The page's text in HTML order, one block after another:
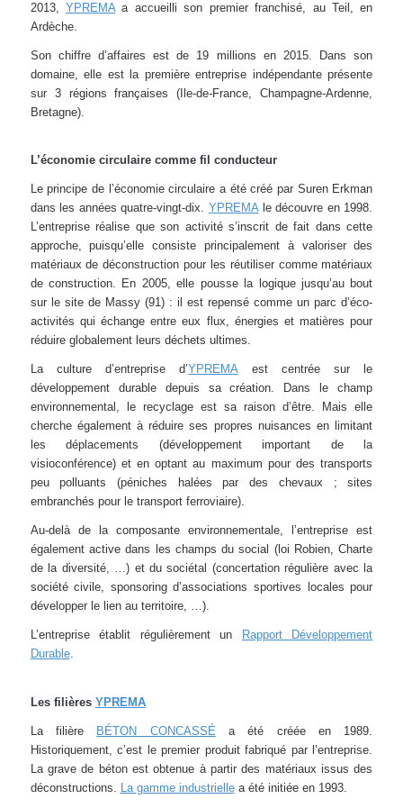
2013,YPREMAa accueilli son premier franchisé, au Teil, en
Ardèche.
Son chiffre d’affaires est de 19 millions en 2015. Dans son
domaine, elle est la première entreprise indépendante présente
sur 3 régions françaises (Ile-de-France, Champagne-Ardenne,
Bretagne).
L’économie circulaire comme fil conducteur
Le principe de l’économie circulaire a été créé par Suren Erkman
dans les années quatre-vingt-dix. YPREMAle découvre en 1998.
L’entreprise réalise que son activité s’inscrit de fait dans cette
approche, puisqu’elle consiste principalement à valoriser des
matériaux de déconstruction pour les réutiliser comme matériaux
de construction. En 2005, elle pousse la logique jusqu’au bout
sur le site de Massy (91) : il est repensé comme un parc d’éco-
activités qui échange entre eux flux, énergies et matières pour
réduire globalement leurs déchets ultimes.
La culture d’entreprise d’YPREMAest centrée sur le
développement durable depuis sa création. Dans le champ
environnemental, le recyclage est sa raison d’être. Mais elle
cherche également à réduire ses propres nuisances en limitant
les déplacements (développement important de la
visioconférence) et en optant au maximum pour des transports
peu polluants (péniches halées par des chevaux ; sites
embranchés pour le transport ferroviaire).
Au-delà de la composante environnementale, l’entreprise est
également active dans les champs du social (loi Robien, Charte
de la diversité, …) et du sociétal (concertation régulière avec la
société civile, sponsoring d’associations sportives locales pour
développer le lien au territoire, …).
L’entreprise établit régulièrement un
Rapport Développement
Durable.
Les filières YPREMA
La filière BÉTON CONCASSÉ a été créée en 1989.
Historiquement, c’est le premier produit fabriqué par l’entreprise.
La grave de béton est obtenue à partir des matériaux issus des
déconstructions. La gamme industriellea été initiée en 1993.